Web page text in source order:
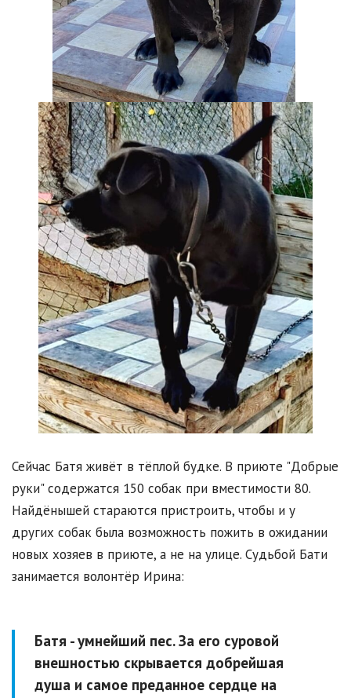
Сейчас Батя живёт в тёплой будке. В приюте "Добрые
руки" содержатся 150 собак при вместимости 80.
Найдёнышей стараются пристроить, чтобы и у
других собак была возможность пожить в ожидании
новых хозяев в приюте, а не на улице. Судьбой Бати
занимается волонтёр Ирина:
Батя - умнейший пес. За его суровой
внешностью скрывается добрейшая
душа и самое преданное сердце на